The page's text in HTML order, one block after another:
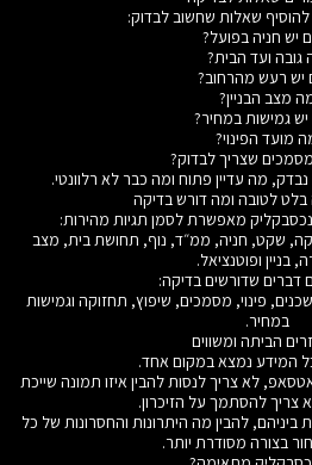
שאלות שחשוב לבדוק:
יש חניה בפועל?
גובה ועד הבית?
יש רעש מהרחוב?
מצב הבניין?
גמישות במחיר?
מועד הפינוי?
שצריך לבדוק?
מה עדיין פתוח ומה כבר לא רלוונטי.
מאפשרת לסמן תגיות מהירות:
שקט, חניה, ממ״ד, נוף, תחושת בית, מצב
בניין ופוטנציאל.
דברים שדורשים בדיקה:
פינוי, מסמכים, שיפוץ, תחזוקה וגמישות
במחיר.
המידע נמצא במקום אחד.
לא צריך לנסות להבין איזו תמונה שייכת
צריך להסתמך על הזיכרון.
להבין מה היתרונות והחסרונות של כל
בצורה מסודרת יותר.